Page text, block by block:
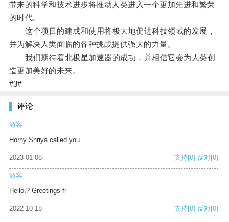
带来的科学和技术进步将推动人类进入一个更加先进和繁荣
的时代。
这个项目的建成和使用将极大地促进科技领域的发展，
并为解决人类面临的各种挑战提供强大的力量。
我们期待着北极星加速器的成功，并相信它会为人类创
造更加美好的未来。
#3#
评论
游客
Horny Shriya called you
2023-01-08 支持[0] 反对[0]
游客
Hello,? Greetings fr
2022-10-18 支持[0] 反对[0]